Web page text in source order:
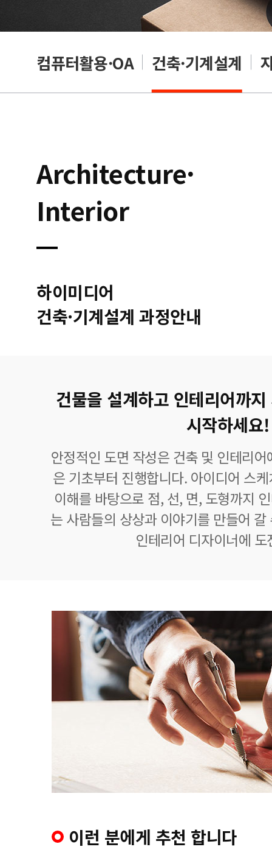
컴퓨터활용·OA 건축·기계설계
Architecture·
Interior
하이미디어
건축·기계설계 과정안내
건물을 설계하고 인테리어까
시작하세요!
안정적인 도면 작성은 건축 및 인테리
은 기초부터 진행합니다. 아이디어 스
이해를 바탕으로 점, 선, 면, 도형까지
는 사람들의 상상과 이야기를 만들어
인테리어 디자이너에 도
이런 분에게 추천 합니다